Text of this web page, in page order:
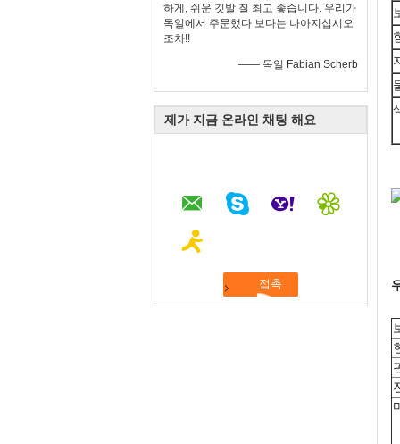
하게, 쉬운 깃발 질 최고 좋습니다. 우리가
독일에서 주문했다 보다는 나아지십시오
조차!!
—— 독일 Fabian Scherb
제가 지금 온라인 채팅 해요